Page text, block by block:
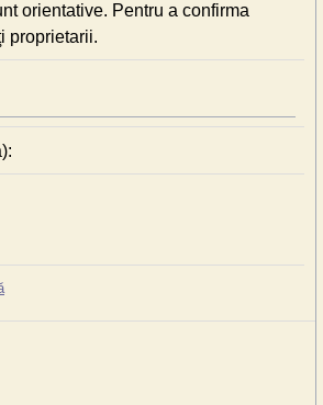
orientative. Pentru a confirma
proprietarii.